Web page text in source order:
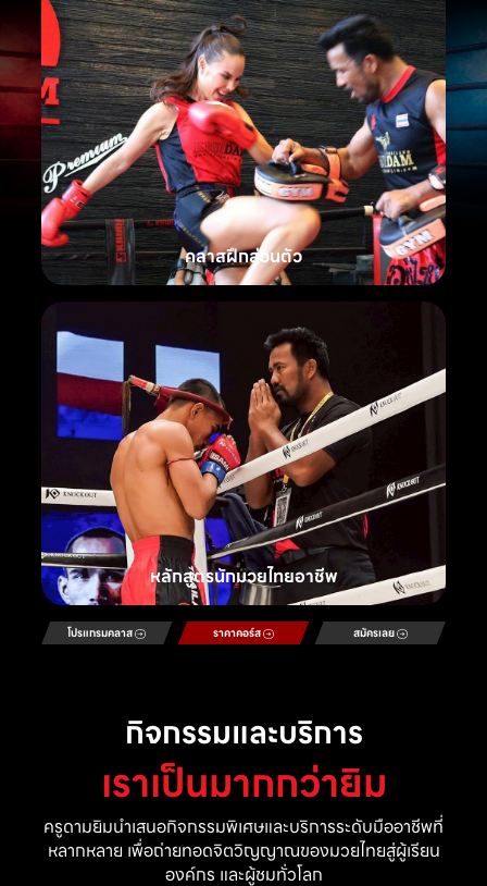
คลาสฝึกส่วนตัว
หลักสูตรนักมวยไทยอาชีพ
โปรแกรมคลาส ราคาคอร์ส สมัครเลย
กิจกรรมและบริการ
เราเป็นมากกว่ายิม
ครูดามยิมนำเสนอกิจกรรมพิเศษและบริการระดับมืออาชีพที่
หลากหลาย เพื่อถ่ายทอดจิตวิญญาณของมวยไทยสู่ผู้เรียน
องค์กร และผู้ชมทั่วโลก